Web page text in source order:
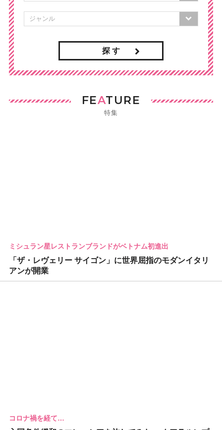
探 す
FEATURE
特集
ミシュラン星レストランブランドがベトナム初進出
「ザ・レヴェリー サイゴン」に世界屈指のモダンイタリ
アンが開業
コロナ禍を経て…